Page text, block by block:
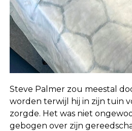
Steve Palmer zou meestal
worden terwijl hij in zijn tuin
zorgde. Het was niet
gebogen over zijn